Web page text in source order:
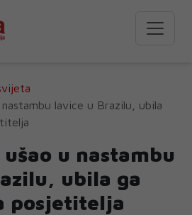
lavice u Brazilu, ubila
u nastambu
ubila ga
posjetitelja